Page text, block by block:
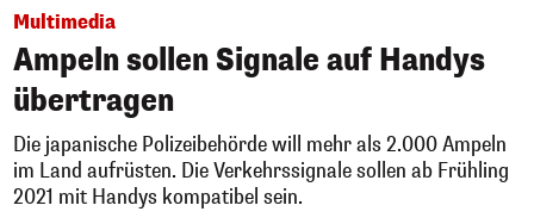
Multimedia
Ampeln sollen Signale auf Handys
übertragen
Die japanische Polizeibehörde will mehr als 2.000 Ampeln
im Land aufrüsten. Die Verkehrssignale sollen ab Frühling
2021 mit Handys kompatibel sein.